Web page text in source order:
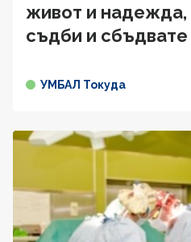
живот и надежда,
съдби и
УМБАЛ Токуда